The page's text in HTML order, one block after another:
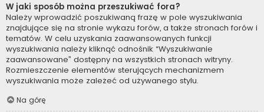
W jaki sposób można przeszukiwać fora?
Należy wprowadzić poszukiwaną frazę w pole wyszukiwania
znajdujące się na stronie wykazu forów, a także stronach forów i
tematów. W celu uzyskania zaawansowanych funkcji
wyszukiwania należy kliknąć odnośnik “Wyszukiwanie
zaawansowane” dostępny na wszystkich stronach witryny.
Rozmieszczenie elementów sterujących mechanizmem
wyszukiwania może zależeć od używanego stylu.
Na górę